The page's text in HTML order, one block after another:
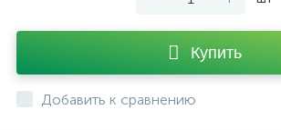
Купить
Добавить к сравнению